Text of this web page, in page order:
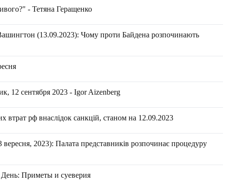
- Тетяна Геращенко
(13.09.2023): Чому проти Байдена розпочинають
12 сентября 2023 - Igor Aizenberg
втрат рф внаслідок санкцій, станом на 12.09.2023
2023): Палата представників розпочинає процедуру
Приметы и суеверия